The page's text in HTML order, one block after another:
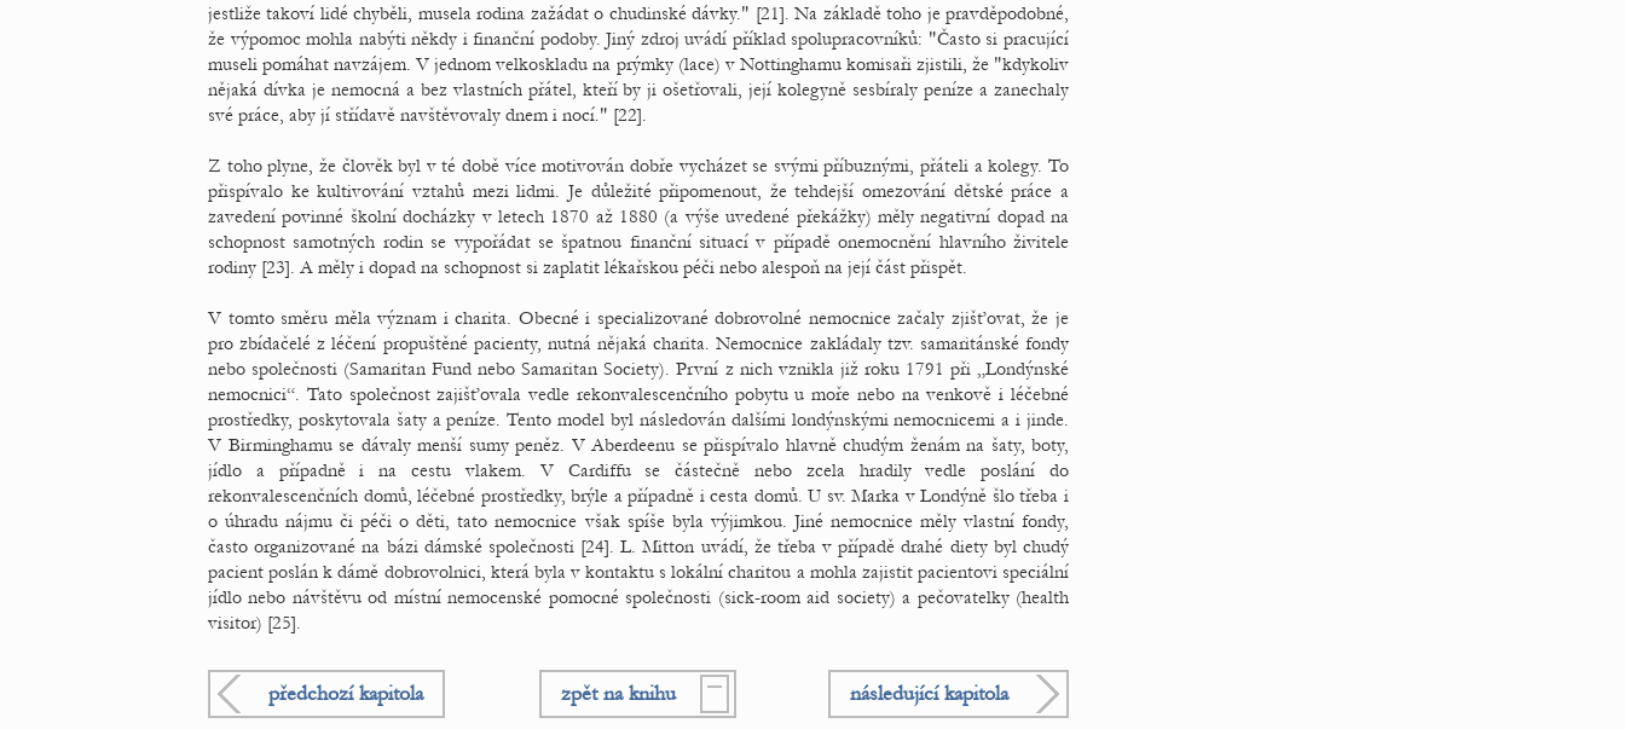
jestliže takoví lidé chyběli, musela rodina zažádat o chudinské dávky." [21]. Na základě toho je pravděpodobné,
že výpomoc mohla nabýti někdy i finanční podoby. Jiný zdroj uvádí příklad spolupracovníků: "Často si pracující
museli pomáhat navzájem. V jednom velkoskladu na prýmky (lace) v Nottinghamu komisaři zjistili, že "kdykoliv
nějaká dívka je nemocná a bez vlastních přátel, kteří by ji ošetřovali, její kolegyně sesbíraly peníze a zanechaly
své práce, aby jí střídavě navštěvovaly dnem i nocí." [22].
Z toho plyne, že člověk byl v té době více motivován dobře vycházet se svými příbuznými, přáteli a kolegy. To
přispívalo ke kultivování vztahů mezi lidmi. Je důležité připomenout, že tehdejší omezování dětské práce a
zavedení povinné školní docházky v letech 1870 až 1880 (a výše uvedené překážky) měly negativní dopad na
schopnost samotných rodin se vypořádat se špatnou finanční situací v případě onemocnění hlavního živitele
rodiny [23]. A měly i dopad na schopnost si zaplatit lékařskou péči nebo alespoň na její část přispět.
V tomto směru měla význam i charita. Obecné i specializované dobrovolné nemocnice začaly zjišťovat, že je
pro zbídačelé z léčení propuštěné pacienty, nutná nějaká charita. Nemocnice zakládaly tzv. samaritánské fondy
nebo společnosti (Samaritan Fund nebo Samaritan Society). První z nich vznikla již roku 1791 při „Londýnské
nemocnici“. Tato společnost zajišťovala vedle rekonvalescenčního pobytu u moře nebo na venkově i léčebné
prostředky, poskytovala šaty a peníze. Tento model byl následován dalšími londýnskými nemocnicemi a i jinde.
V Birminghamu se dávaly menší sumy peněz. V Aberdeenu se přispívalo hlavně chudým ženám na šaty, boty,
jídlo a případně i na cestu vlakem. V Cardiffu se částečně nebo zcela hradily vedle poslání do
rekonvalescenčních domů, léčebné prostředky, brýle a případně i cesta domů. U sv. Marka v Londýně šlo třeba i
o úhradu nájmu či péči o děti, tato nemocnice však spíše byla výjimkou. Jiné nemocnice měly vlastní fondy,
často organizované na bázi dámské společnosti [24]. L. Mitton uvádí, že třeba v případě drahé diety byl chudý
pacient poslán k dámě dobrovolnici, která byla v kontaktu s lokální charitou a mohla zajistit pacientovi speciální
jídlo nebo návštěvu od místní nemocenské pomocné společnosti (sick-room aid society) a pečovatelky (health
visitor) [25].
předchozí kapitola zpět na knihu následující kapitola